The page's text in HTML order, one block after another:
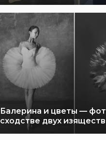
Балерина и цветы —
сходстве двух изяществ